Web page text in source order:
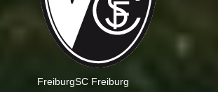
FreiburgSC Freiburg